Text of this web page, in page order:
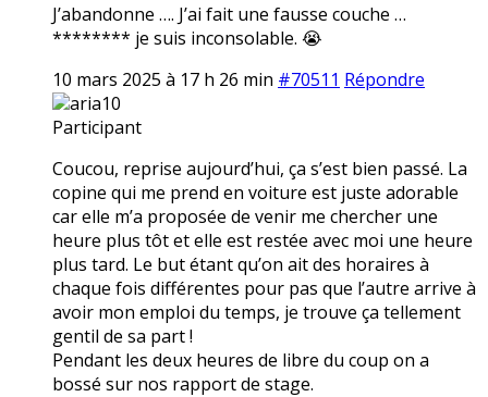
J’abandonne …. J’ai fait une fausse couche …
******** je suis inconsolable. 😭
10 mars 2025 à 17 h 26 min #70511 Répondre
aria10
Participant
Coucou, reprise aujourd’hui, ça s’est bien passé. La
copine qui me prend en voiture est juste adorable
car elle m’a proposée de venir me chercher une
heure plus tôt et elle est restée avec moi une heure
plus tard. Le but étant qu’on ait des horaires à
chaque fois différentes pour pas que l’autre arrive à
avoir mon emploi du temps, je trouve ça tellement
gentil de sa part !
Pendant les deux heures de libre du coup on a
bossé sur nos rapport de stage.